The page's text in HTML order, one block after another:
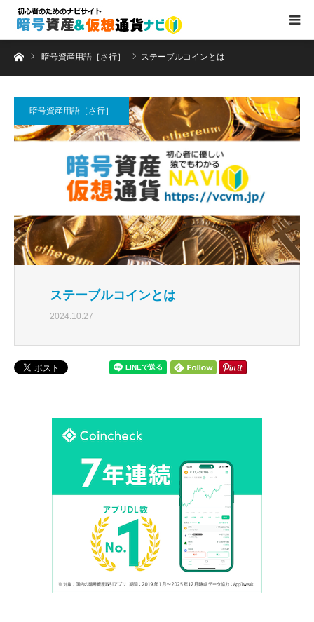
ホーム暗号資産用語［さ行］ ステーブルコインとは
暗号資産用語［さ行］
ステーブルコインとは
2024.10.27